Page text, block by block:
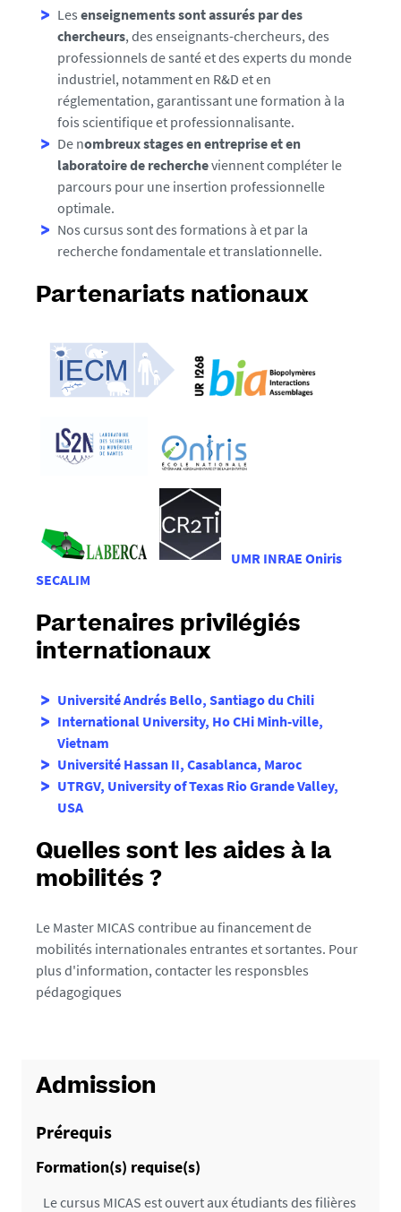
Les enseignements sont assurés par des
chercheurs, des enseignants-chercheurs, des
professionnels de santé et des experts du monde
industriel, notamment en R&D et en
réglementation, garantissant une formation à la
fois scientifique et professionnalisante.
De nombreux stages en entreprise et en
laboratoire de rechercheviennent compléter le
parcours pour une insertion professionnelle
optimale.
Nos cursus sont des formations à et par la
recherche fondamentale et translationnelle.
Partenariats nationaux
UMR INRAE Oniris
SECALIM
Partenaires privilégiés
internationaux
Université Andrés Bello, Santiago du Chili
International University, Ho CHi Minh-ville,
Vietnam
Université Hassan II, Casablanca, Maroc
UTRGV, University of Texas Rio Grande Valley,
USA
Quelles sont les aides à la
mobilités ?
Le Master MICAS contribue au financement de
mobilités internationales entrantes et sortantes. Pour
plus d'information, contacter les responsbles
pédagogiques
Admission
Prérequis
Formation(s) requise(s)
Le cursus MICAS est ouvert aux étudiants des filières